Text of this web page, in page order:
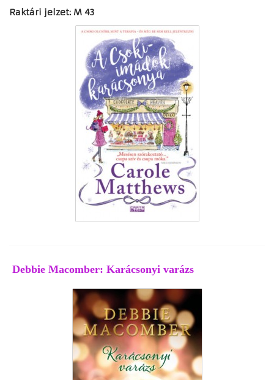
Raktári jelzet: M 43
Debbie Macomber: Karácsonyi varázs